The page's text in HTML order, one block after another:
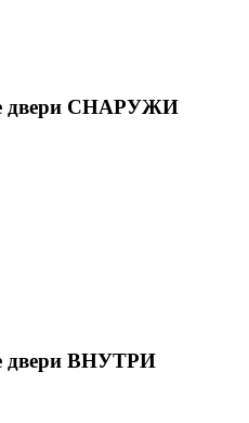
двери СНАРУЖИ
двери ВНУТРИ